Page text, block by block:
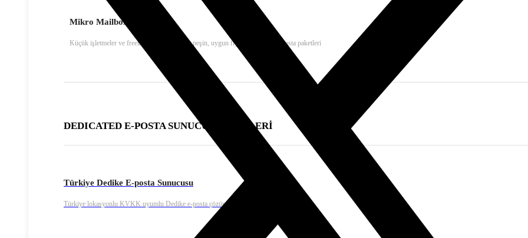
Mikro Mailbox E-Posta
Küçük işletmeler ve freelancer’lar için yıllık peşin, uygun fiyatlı kurumsal e-posta paketleri
DEDICATED E-POSTA SUNUCU ÇÖZÜMLERİ
Türkiye Dedike E-posta Sunucusu
Türkiye lokasyonlu KVKK uyumlu Dedike e-posta çözümü